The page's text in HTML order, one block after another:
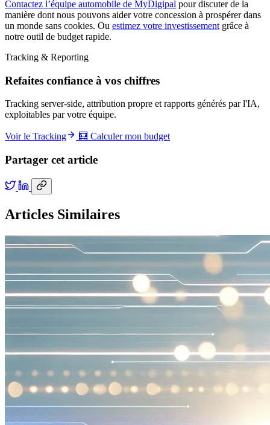
Contactez l’équipe automobile de MyDigipal pour discuter de la
manière dont nous pouvons aider votre concession à prospérer dans
un monde sans cookies. Ou estimez votre investissement grâce à
notre outil de budget rapide.
Tracking & Reporting
Refaites confiance à vos chiffres
Tracking server-side, attribution propre et rapports générés par l'IA,
exploitables par votre équipe.
Voir le Tracking 🧮 Calculer mon budget
Partager cet article
Articles Similaires